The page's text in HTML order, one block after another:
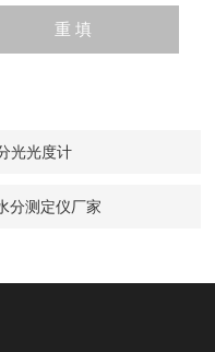
光光度计
分测定仪厂家